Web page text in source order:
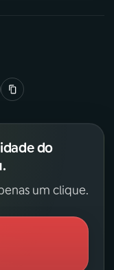
do
um clique.